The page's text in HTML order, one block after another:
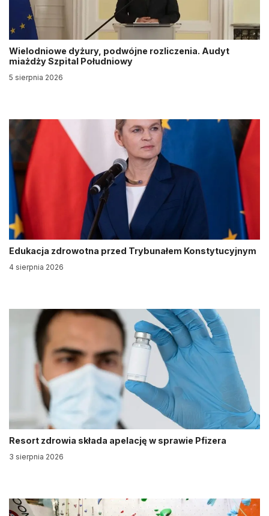
Wielodniowe dyżury, podwójne rozliczenia. Audyt
miażdży Szpital Południowy
5 sierpnia 2026
Edukacja zdrowotna przed Trybunałem Konstytucyjnym
4 sierpnia 2026
Resort zdrowia składa apelację w sprawie Pfizera
3 sierpnia 2026